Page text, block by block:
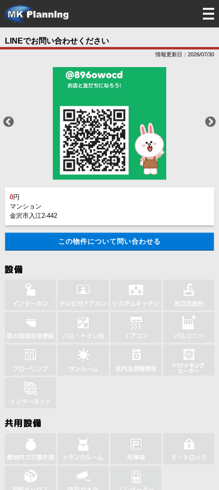
LINEでお問い合わせください
情報更新日：2026/07/30
0円
マンション
金沢市入江2-442
この物件について問い合わせる